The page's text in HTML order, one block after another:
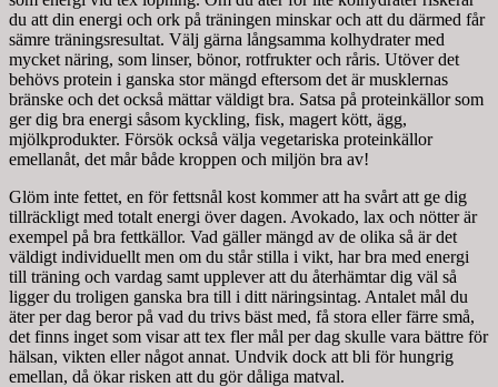
du att din energi och ork på träningen minskar och att du därmed får
sämre träningsresultat. Välj gärna långsamma kolhydrater med
mycket näring, som linser, bönor, rotfrukter och råris. Utöver det
behövs protein i ganska stor mängd eftersom det är musklernas
bränske och det också mättar väldigt bra. Satsa på proteinkällor som
ger dig bra energi såsom kyckling, fisk, magert kött, ägg,
mjölkprodukter. Försök också välja vegetariska proteinkällor
emellanåt, det mår både kroppen och miljön bra av!
Glöm inte fettet, en för fettsnål kost kommer att ha svårt att ge dig
tillräckligt med totalt energi över dagen. Avokado, lax och nötter är
exempel på bra fettkällor. Vad gäller mängd av de olika så är det
väldigt individuellt men om du står stilla i vikt, har bra med energi
till träning och vardag samt upplever att du återhämtar dig väl så
ligger du troligen ganska bra till i ditt näringsintag. Antalet mål du
äter per dag beror på vad du trivs bäst med, få stora eller färre små,
det finns inget som visar att tex fler mål per dag skulle vara bättre för
hälsan, vikten eller något annat. Undvik dock att bli för hungrig
emellan, då ökar risken att du gör dåliga matval.